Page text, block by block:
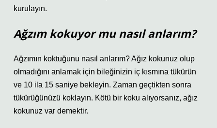
kurulayın.
Ağzım kokuyor mu nasıl anlarım?
Ağzımın koktuğunu nasıl anlarım? Ağız kokunuz olup
olmadığını anlamak için bileğinizin iç kısmına tükürün
ve 10 ila 15 saniye bekleyin. Zaman geçtikten sonra
tükürüğünüzü koklayın. Kötü bir koku alıyorsanız, ağız
kokunuz var demektir.